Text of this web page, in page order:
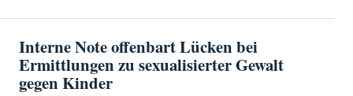
Interne Note offenbart Lücken bei
Ermittlungen zu sexualisierter Gewalt
gegen Kinder